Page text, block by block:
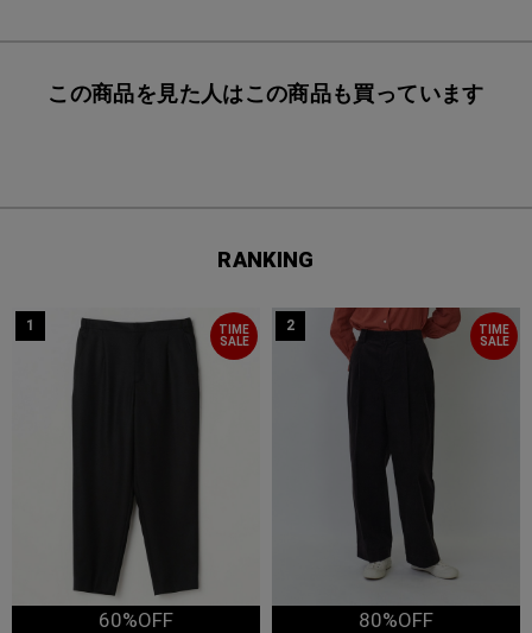
この商品を見た人はこの商品も買っています
RANKING
TIME
SALE
1
60%OFF
TIME
SALE
2
80%OFF